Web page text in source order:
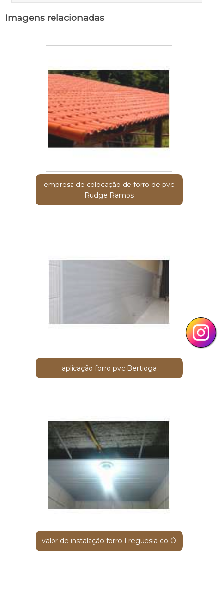
Imagens relacionadas
empresa de colocação de forro de pvc
Rudge Ramos
aplicação forro pvc Bertioga
valor de instalação forro Freguesia do Ó